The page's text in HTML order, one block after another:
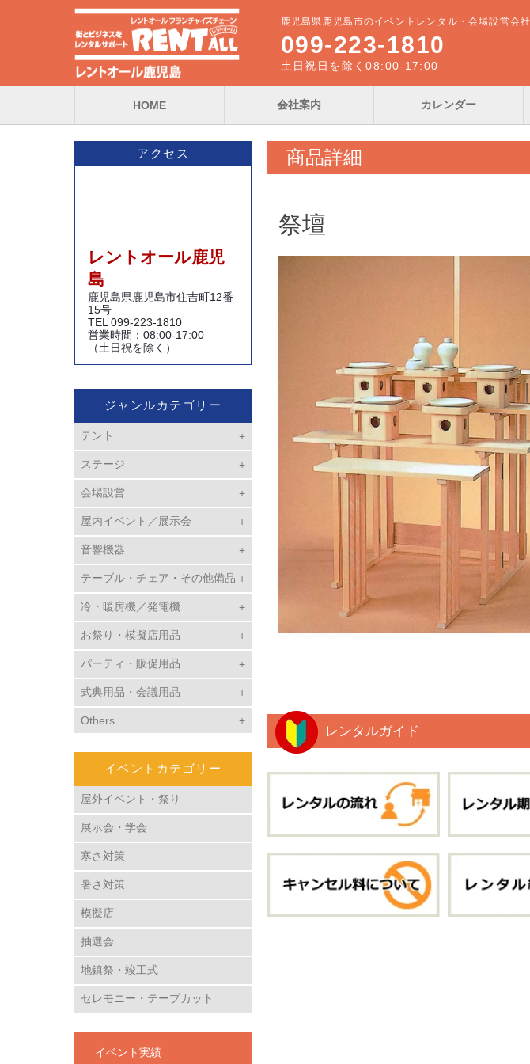
鹿児島県鹿児島市のイベントレンタル・会場設営会社
099-223-1810
土日祝日を除く08:00-17:00
HOME 会社案内 カレンダー
アクセス
レントオール鹿児
島
鹿児島県鹿児島市住吉町12番
15号
TEL 099-223-1810
営業時間：08:00-17:00
（土日祝を除く）
ジャンルカテゴリー
テント
ステージ
会場設営
屋内イベント／展示会
音響機器
テーブル・チェア・その他備品
冷・暖房機／発電機
お祭り・模擬店用品
パーティ・販促用品
式典用品・会議用品
Others
イベントカテゴリー
屋外イベント・祭り
展示会・学会
寒さ対策
暑さ対策
模擬店
抽選会
地鎮祭・竣工式
セレモニー・テープカット
イベント実績
商品詳細
祭壇
レンタルガイド